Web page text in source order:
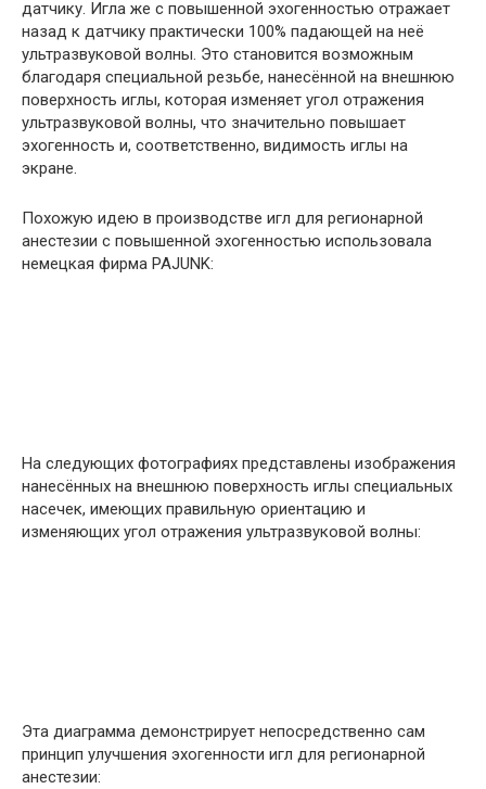
датчику. Игла же с повышенной эхогенностью отражает
назад к датчику практически 100% падающей на неё
ультразвуковой волны. Это становится возможным
благодаря специальной резьбе, нанесённой на внешнюю
поверхность иглы, которая изменяет угол отражения
ультразвуковой волны, что значительно повышает
эхогенность и, соответственно, видимость иглы на
экране.
Похожую идею в производстве игл для регионарной
анестезии с повышенной эхогенностью использовала
немецкая фирма PAJUNK:
На следующих фотографиях представлены изображения
нанесённых на внешнюю поверхность иглы специальных
насечек, имеющих правильную ориентацию и
изменяющих угол отражения ультразвуковой волны:
Эта диаграмма демонстрирует непосредственно сам
принцип улучшения эхогенности игл для регионарной
анестезии: